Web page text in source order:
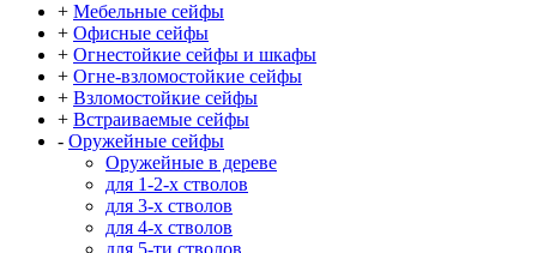
+ Мебельные сейфы
+ Офисные сейфы
+ Огнестойкие сейфы и шкафы
+ Огне-взломостойкие сейфы
+ Взломостойкие сейфы
+ Встраиваемые сейфы
- Оружейные сейфы
Оружейные в дереве
для 1-2-х стволов
для 3-х стволов
для 4-х стволов
для 5-ти стволов